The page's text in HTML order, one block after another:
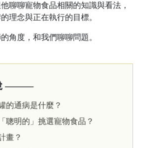
聊聊寵物食品相關的知識與看法，
理念與正在執行的目標。
角度，和我們聊聊問題。
———
的通病是什麼？
聰明的」挑選寵物食品？
畫？